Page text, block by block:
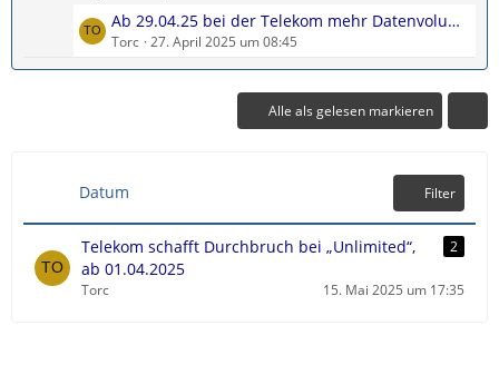
L
e
t
i
t
r
ä
g
Ab 29.04.25 bei der Telekom mehr Datenvolumen im Prepaid
Torc 27. April 2025 um 08:45
Alle als gelesen markieren
Datum Filter
Telekom schafft Durchbruch bei „Unlimited“,
ab 01.04.2025
2
Torc 15. Mai 2025 um 17:35